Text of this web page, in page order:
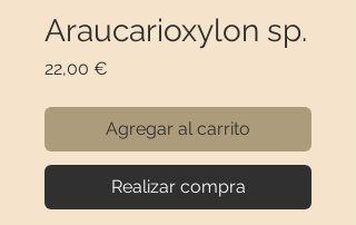
Araucarioxylon sp.
22,00 €
Agregar al carrito
Realizar compra